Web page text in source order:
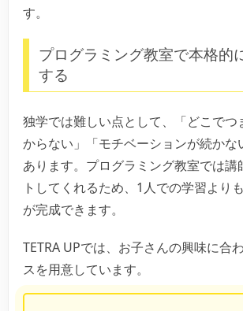
す。
プログラミング教室で本格的
する
独学では難しい点として、「どこでつ
からない」「モチベーションが続かな
あります。プログラミング教室では講
トしてくれるため、1人での学習より
が完成できます。
TETRA UPでは、お子さんの興味に合
スを用意しています。